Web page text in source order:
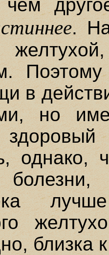
.
Поэтому
в
но
однако,
близка